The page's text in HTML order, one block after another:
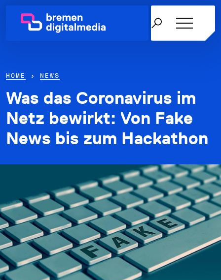
Netzwerk
Themen
Karriere in der IT
News & Termine
HOME › NEWS
Was das Coronavirus im
Netz bewirkt: Von Fake
News bis zum Hackathon